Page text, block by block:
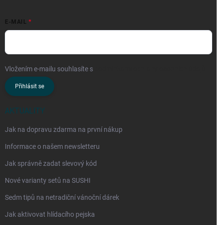
E-MAIL
Vložením e-mailu souhlasíte s
Přihlásit se
AKTUALITY
Jak na dopravu zdarma na první nákup
Informace o našem newsletteru
Jak správně zadat slevový kód
Nové varianty setů na SUSHI
Sedm tipů na netradiční vánoční dárek
Jak aktivovat hlídacího pejska